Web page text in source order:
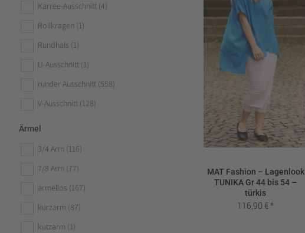
MAT Fashion – Lagenlook
TUNIKA Gr 44 bis 54 –
türkis
116,90€
Karree-Ausschnitt (4)
Rollkragen (1)
Rundhals (1)
U-Ausschnitt (1)
runder Ausschnitt (558)
V-Ausschnitt (128)
Ärmel
3/4 Arm (116)
7/8 Arm (77)
ärmellos (167)
kurzarm (87)
kutzarm (1)